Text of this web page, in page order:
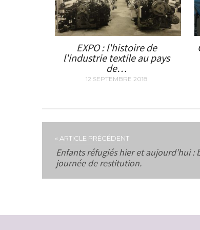
EXPO : l'histoire de
l'industrie textile au pays
de…
12 SEPTEMBRE 2018
« ARTICLE PRÉCÉDENT
Enfants réfugiés hier et aujourd’hui :
journée de restitution.